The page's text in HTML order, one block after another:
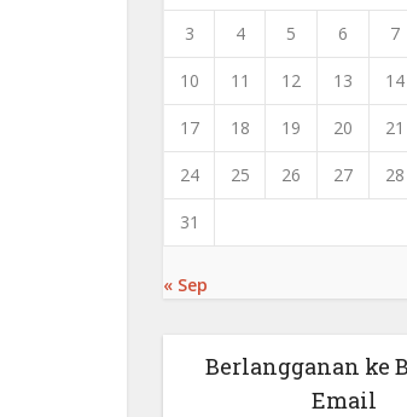
3 4 5 6 7
10 11 12 13 14
17 18 19 20 21
24 25 26 27 28
31
« Sep
Berlangganan ke
Email